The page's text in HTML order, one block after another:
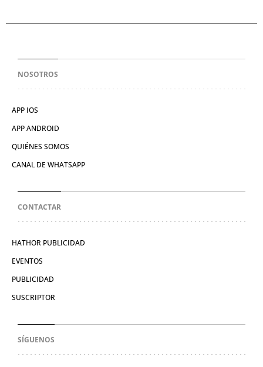
NOSOTROS
APP IOS
APP ANDROID
QUIÉNES SOMOS
CANAL DE WHATSAPP
CONTACTAR
HATHOR PUBLICIDAD
EVENTOS
PUBLICIDAD
SUSCRIPTOR
SÍGUENOS